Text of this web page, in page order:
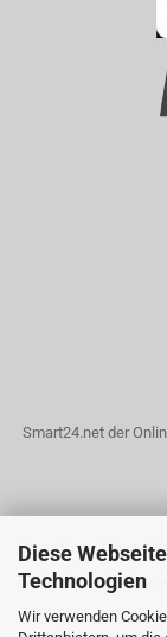
Diese
Technologien
Wir verwenden
Smart24.net der
Unser Dampfshop
und elektrische